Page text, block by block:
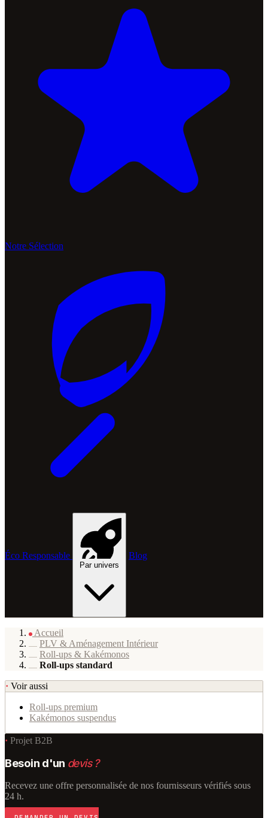
Notre Sélection
Éco Responsable
Par univers
Blog
Accueil
PLV & Aménagement Intérieur
Roll-ups & Kakémonos
Roll-ups standard
· Voir aussi
Roll-ups premium
Kakémonos suspendus
· Projet B2B
Besoin d'un devis ?
Recevez une offre personnalisée de nos fournisseurs vérifiés sous
24 h.